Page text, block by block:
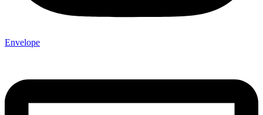
Envelope